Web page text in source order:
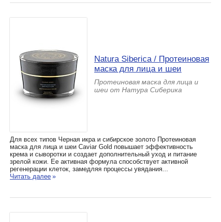
Natura Siberica / Протеиновая
маска для лица и шеи
Протеиновая маска для лица и
шеи от Натура Сиберика
Для всех типов Черная икра и сибирское золото Протеиновая
маска для лица и шеи Caviar Gold повышает эффективность
крема и сыворотки и создает дополнительный уход и питание
зрелой кожи. Ее активная формула способствует активной
регенерации клеток, замедляя процессы увядания...
Читать далее »